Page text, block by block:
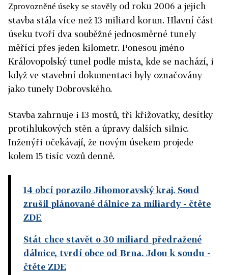
Zprovozněné úseky se stavěly od roku 2006 a jejich
stavba stála více než 13 miliard korun. Hlavní část
úseku tvoří dva souběžné jednosměrné tunely
měřící přes jeden kilometr. Ponesou jméno
Královopolský tunel podle místa, kde se nachází, i
když ve stavební dokumentaci byly označovány
jako tunely Dobrovského.
Stavba zahrnuje i 13 mostů, tři křižovatky, desítky
protihlukových stěn a úpravy dalších silnic.
Inženýři očekávají, že novým úsekem projede
kolem 15 tisíc vozů denně.
14 obcí porazilo Jihomoravský kraj. Soud
zrušil plánované dálnice za miliardy- čtěte
ZDE
Stát chce stavět o 30 miliard předražené
dálnice, tvrdí obce od Brna. Jdou k soudu -
čtěte ZDE